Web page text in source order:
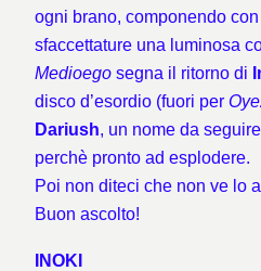
ogni brano, componendo
sfaccettature una luminosa
Medioego segna il ritorno di
disco d’esordio (fuori per
Dariush, un nome da
perchè pronto ad esplodere.
Poi non diteci che non ve lo
Buon ascolto!
INOKI